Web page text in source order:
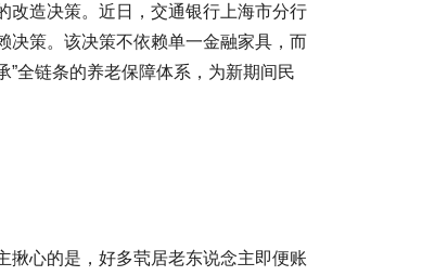
改造决策。近日，交通银行上海市分行
决策。该决策不依赖单一金融家具，而
全链条的养老保障体系，为新期间民
揪心的是，好多茕居老东说念主即便账